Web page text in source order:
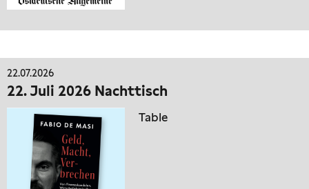
22.07.2026
22. Juli 2026 Nachttisch
Table